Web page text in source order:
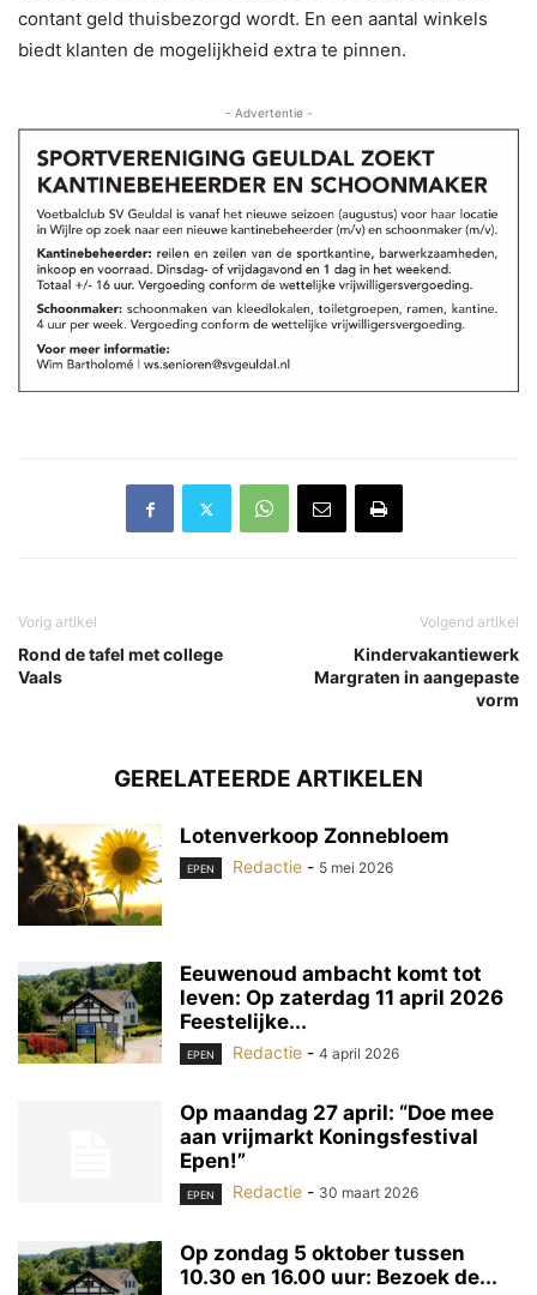
contant geld thuisbezorgd wordt. En een aantal winkels
biedt klanten de mogelijkheid extra te pinnen.
- Advertentie -
Vorig artikel
Rond de tafel met college
Vaals
Volgend artikel
Kindervakantiewerk
Margraten in aangepaste
vorm
GERELATEERDE ARTIKELEN
Lotenverkoop Zonnebloem
EPEN Redactie - 5 mei 2026
Eeuwenoud ambacht komt tot
leven: Op zaterdag 11 april 2026
Feestelijke...
EPEN Redactie - 4 april 2026
Op maandag 27 april: “Doe mee
aan vrijmarkt Koningsfestival
Epen!”
EPEN Redactie - 30 maart 2026
Op zondag 5 oktober tussen
10.30 en 16.00 uur: Bezoek de...